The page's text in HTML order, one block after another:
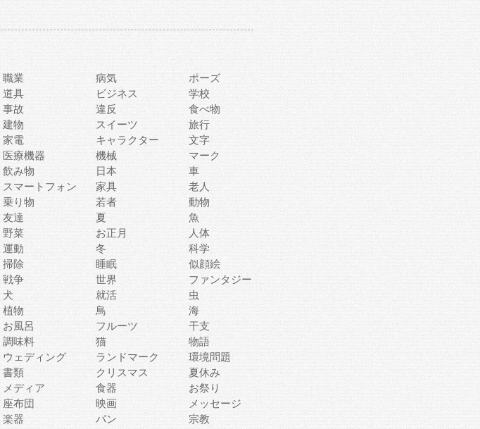
職業 病気
ポーズ
道具 ビジネス
学校
事故 違反
食べ物
建物 スイーツ
旅行
家電 キャラクター
文字
医療機器 機械
マーク
飲み物 日本
車
スマートフォン 家具
老人
乗り物 若者
動物
友達 夏
魚
野菜 お正月
人体
運動 冬
科学
掃除 睡眠
似顔絵
戦争 世界
ファンタジー
犬 就活
虫
植物 鳥
海
お風呂 フルーツ
干支
調味料 猫
物語
ウェディング ランドマーク
環境問題
書類 クリスマス
夏休み
メディア 食器
お祭り
座布団 映画
メッセージ
楽器 パン
宗教